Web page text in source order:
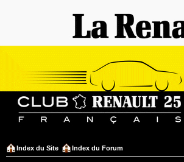
Index du Site Index du Forum